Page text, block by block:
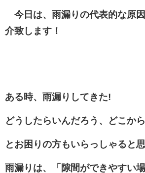
今日は、雨漏りの代表的な原
介致します！
ある時、雨漏りしてきた!
どうしたらいんだろう、どこか
とお困りの方もいらっしゃると思
雨漏りは、「隙間ができやすい